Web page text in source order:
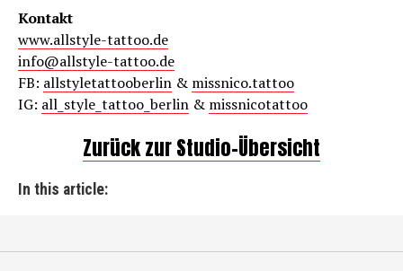
Kontakt
www.allstyle-tattoo.de
info@allstyle-tattoo.de
FB: allstyletattooberlin & missnico.tattoo
IG: all_style_tattoo_berlin & missnicotattoo
Zurück zur Studio-Übersicht
In this article: